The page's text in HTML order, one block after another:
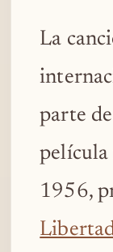
La
parte
película
1956,